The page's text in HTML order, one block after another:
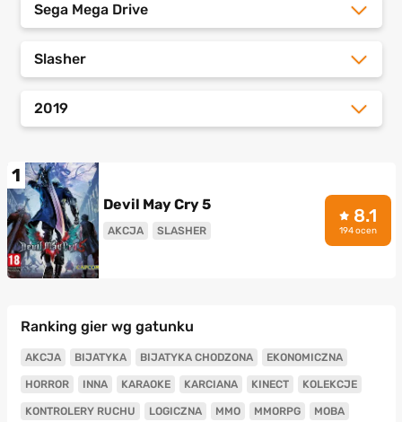
Sega Mega Drive
Slasher
2019
1
Devil May Cry 5
AKCJA SLASHER
8.1
194 ocen
Ranking gier wg gatunku
AKCJA BIJATYKA BIJATYKA CHODZONA EKONOMICZNA
HORROR INNA KARAOKE KARCIANA KINECT KOLEKCJE
KONTROLERY RUCHU LOGICZNA MMO MMORPG MOBA